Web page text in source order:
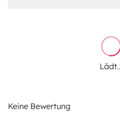
Keine Bewertung